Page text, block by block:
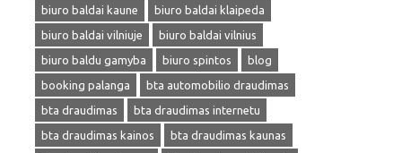
biuro baldai kaune
biuro baldai klaipeda
biuro baldai vilniuje
biuro baldai vilnius
biuro baldu gamyba
biuro spintos
blog
booking palanga
bta automobilio draudimas
bta draudimas
bta draudimas internetu
bta draudimas kainos
bta draudimas kaunas